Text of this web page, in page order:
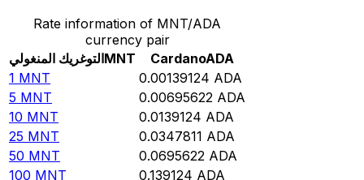
Rate information of MNT/ADA
currency pair
التوغريك المنغوليMNT CardanoADA
1 MNT 0.00139124 ADA
5 MNT 0.00695622 ADA
10 MNT 0.0139124 ADA
25 MNT 0.0347811 ADA
50 MNT 0.0695622 ADA
100 MNT 0.139124 ADA